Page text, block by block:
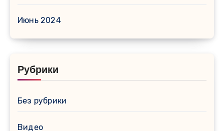
Июнь 2024
Рубрики
Без рубрики
Видео